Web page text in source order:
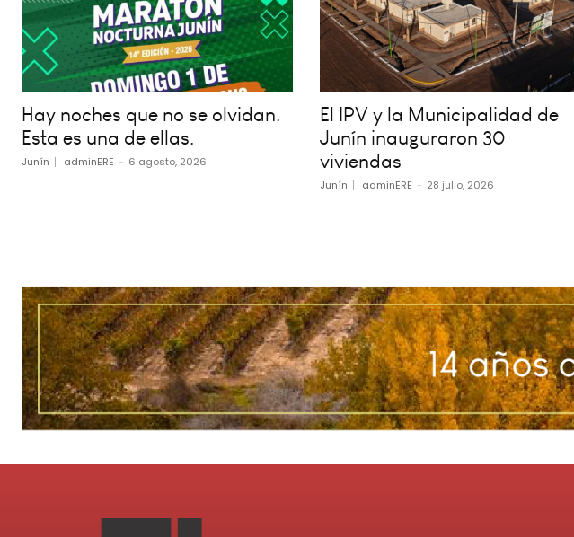
Hay noches que no se olvidan.
Esta es una de ellas.
Junín adminERE - 6 agosto, 2026
El IPV y la Municipalidad de
Junín inauguraron 30
viviendas
Junín adminERE - 28 julio, 2026